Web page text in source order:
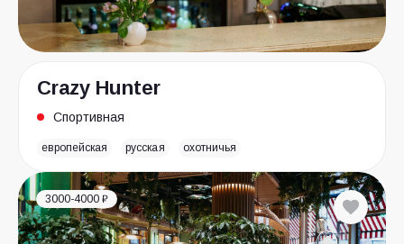
Crazy Hunter
Спортивная
европейская русская охотничья
3000-4000 ₽